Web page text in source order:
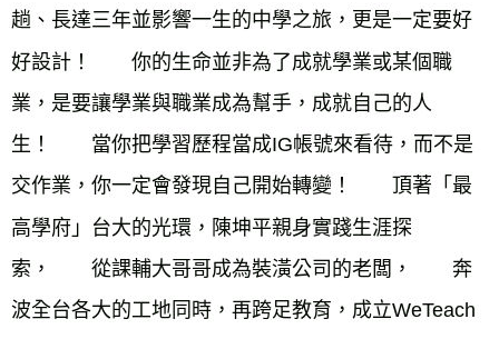
數位商品海外免運 查看運費
趟、長達三年並影響一生的中學之旅，更是一定要好
好設計！　　你的生命並非為了成就學業或某個職
業，是要讓學業與職業成為幫手，成就自己的人
生！　　當你把學習歷程當成IG帳號來看待，而不是
交作業，你一定會發現自己開始轉變！　　頂著「最
高學府」台大的光環，陳坤平親身實踐生涯探
索，　　從課輔大哥哥成為裝潢公司的老闆，　　奔
波全台各大的工地同時，再跨足教育，成立WeTeach